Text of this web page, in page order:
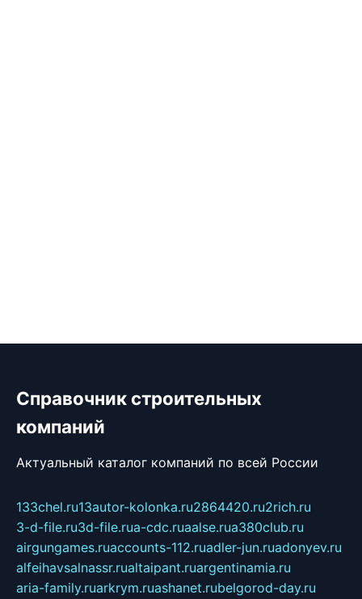
Справочник строительных
компаний
Актуальный каталог компаний по всей России
133chel.ru13autor-kolonka.ru2864420.ru2rich.ru
3-d-file.ru3d-file.rua-cdc.ruaalse.rua380club.ru
airgungames.ruaccounts-112.ruadler-jun.ruadonyev.ru
alfeihavsalnassr.rualtaipant.ruargentinamia.ru
aria-family.ruarkrym.ruashanet.rubelgorod-day.ru